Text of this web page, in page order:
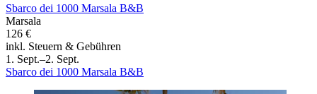
Sbarco dei 1000 Marsala B&B
Marsala
126 €
inkl. Steuern & Gebühren
1. Sept.–2. Sept.
Sbarco dei 1000 Marsala B&B